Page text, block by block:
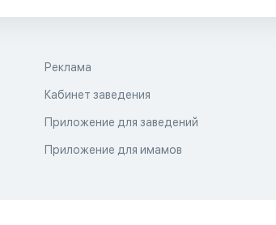
Реклама
Кабинет заведения
Приложение для заведений
Приложение для имамов